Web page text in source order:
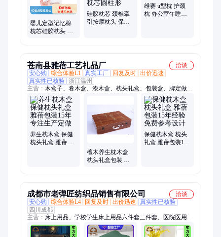
套、天然枕芯、花料手提包、手提购物袋、记忆棉枕芯
婴儿定型记忆棉
枕芯硅胶枕头 儿
硅胶枕芯 颈椎牵
引按摩枕头 保健
维赛 u型枕 护颈
枕 办公室午睡靠
苍南县雅蓓工艺礼品厂
洽谈
安心购
综合体验L1 真实工厂 回复及时 出价迅速
真实性已核验 浙江温州
主营： 木盒子、卷木盒、漆木盒、枕头礼盒、包装盒、牌定做、
木奖牌、皮木盒、钛合金、粉木盒、礼品盒、实木盒、u盘木
盒、白茶木盒、雪菊木盒、镂空木盒、印章木盒、金线礼盒、玉
石木盒、包装木盒、毕业证书、漆盒木盒、黑茶木盒、书画木
盒、金币木盒、海参木盒
养生枕木盒 保健
枕头礼盒 雅蓓包
檀木养生枕木盒
枕头礼盒包装 专
保健枕木盒 枕头
礼盒 雅蓓包装15
成都市老弹匠纺织品销售有限公司
洽谈
安心购
综合体验L4 回复及时 出价迅速
真实性已核验
四川成都
主营： 床上用品、学校学生床上用品六件套三件套、医院医用床
上用品六件套三件套、酒店民宿被子被芯棉被子、学校学生床上
用品棉被子、医院医用棉被子褥子、幼儿园床上用品棉被子褥